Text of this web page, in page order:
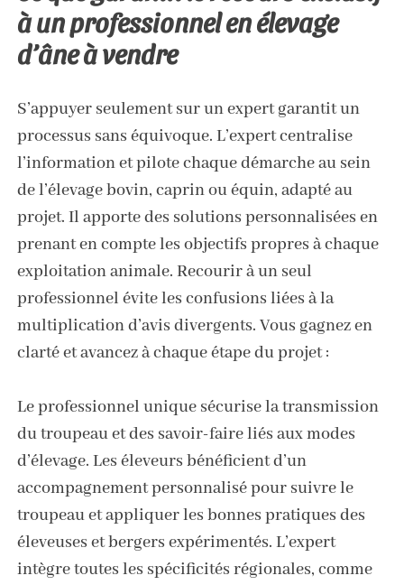
à un professionnel en élevage
d’âne à vendre
S’appuyer seulement sur un expert garantit un
processus sans équivoque. L’expert centralise
l’information et pilote chaque démarche au sein
de l’élevage bovin, caprin ou équin, adapté au
projet. Il apporte des solutions personnalisées en
prenant en compte les objectifs propres à chaque
exploitation animale. Recourir à un seul
professionnel évite les confusions liées à la
multiplication d’avis divergents. Vous gagnez en
clarté et avancez à chaque étape du projet :
Le professionnel unique sécurise la transmission
du troupeau et des savoir-faire liés aux modes
d’élevage. Les éleveurs bénéficient d’un
accompagnement personnalisé pour suivre le
troupeau et appliquer les bonnes pratiques des
éleveuses et bergers expérimentés. L’expert
intègre toutes les spécificités régionales, comme